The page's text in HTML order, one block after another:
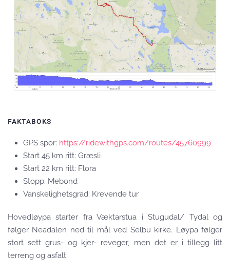
FAKTABOKS
GPS spor: https://ridewithgps.com/routes/45760999
Start 45 km ritt: Græsli
Start 22 km ritt: Flora
Stopp: Mebond
Vanskelighetsgrad: Krevende tur
Hovedløypa starter fra Væktarstua i Stugudal/ Tydal og
følger Neadalen ned til mål ved Selbu kirke. Løypa følger
stort sett grus- og kjer- reveger, men det er i tillegg litt
terreng og asfalt.